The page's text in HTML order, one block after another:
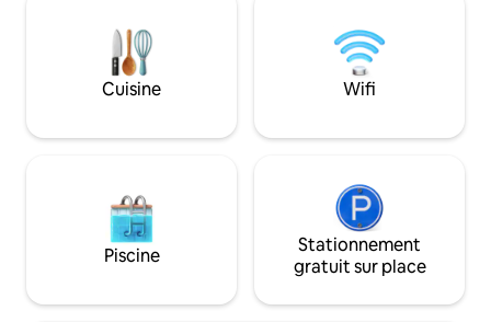
jusqu'à 8 personnes. 📍Accès À
3 minutes de la station Tanimachi 6-
Dotonbori (~20 min) et le château
souhaitons la bienvenue à Osaka !
culturelles ici. Ne
suis toujours là
Cuisine Wifi
Piscine
Stationnement
gratuit sur place